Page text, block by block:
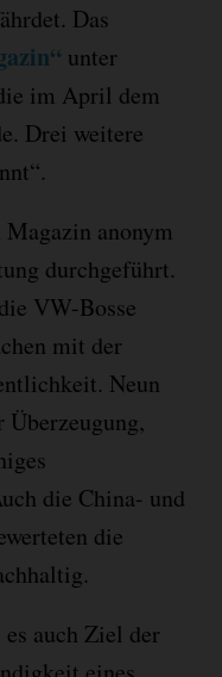
Das
unter
im April dem
Drei weitere
anonym
durchgeführt.
VW-Bosse
mit der
Neun
Überzeugung,
die China- und
die
auch Ziel der